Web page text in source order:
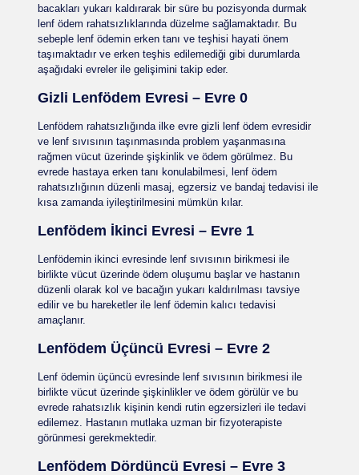
bacakları yukarı kaldırarak bir süre bu pozisyonda durmak
lenf ödem rahatsızlıklarında düzelme sağlamaktadır. Bu
sebeple lenf ödemin erken tanı ve teşhisi hayati önem
taşımaktadır ve erken teşhis edilemediği gibi durumlarda
aşağıdaki evreler ile gelişimini takip eder.
Gizli Lenfödem Evresi – Evre 0
Lenfödem rahatsızlığında ilke evre gizli lenf ödem evresidir
ve lenf sıvısının taşınmasında problem yaşanmasına
rağmen vücut üzerinde şişkinlik ve ödem görülmez. Bu
evrede hastaya erken tanı konulabilmesi, lenf ödem
rahatsızlığının düzenli masaj, egzersiz ve bandaj tedavisi ile
kısa zamanda iyileştirilmesini mümkün kılar.
Lenfödem İkinci Evresi – Evre 1
Lenfödemin ikinci evresinde lenf sıvısının birikmesi ile
birlikte vücut üzerinde ödem oluşumu başlar ve hastanın
düzenli olarak kol ve bacağın yukarı kaldırılması tavsiye
edilir ve bu hareketler ile lenf ödemin kalıcı tedavisi
amaçlanır.
Lenfödem Üçüncü Evresi – Evre 2
Lenf ödemin üçüncü evresinde lenf sıvısının birikmesi ile
birlikte vücut üzerinde şişkinlikler ve ödem görülür ve bu
evrede rahatsızlık kişinin kendi rutin egzersizleri ile tedavi
edilemez. Hastanın mutlaka uzman bir fizyoterapiste
görünmesi gerekmektedir.
Lenfödem Dördüncü Evresi – Evre 3